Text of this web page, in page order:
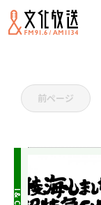
前ページ